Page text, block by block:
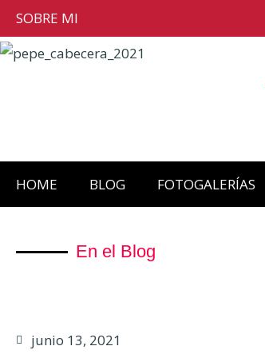
SOBRE MI
HOME BLOG FOTOGALERÍAS
En el Blog
junio 13, 2021